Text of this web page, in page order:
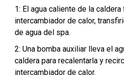
1: El agua caliente de la
intercambiador de calor,
de agua del spa.
2: Una bomba auxiliar lleva el
caldera para recalentarla y
intercambiador de calor.